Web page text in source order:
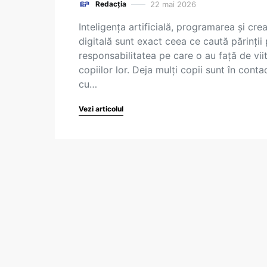
Redacția 22 mai 2026
Inteligența artificială, programarea și
digitală sunt exact ceea ce caută părinții
responsabilitatea pe care o au față de
copiilor lor. Deja mulți copii sunt în
cu…
Vezi articolul